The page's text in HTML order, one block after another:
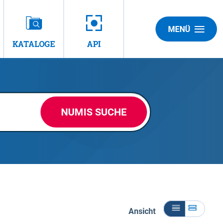
KATALOGE API
MENÜ
NUMIS SUCHE
Ansicht